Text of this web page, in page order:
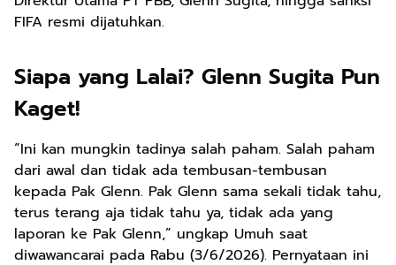
FIFA resmi dijatuhkan.
Siapa yang Lalai? Glenn Sugita Pun
Kaget!
“Ini kan mungkin tadinya salah paham. Salah paham
dari awal dan tidak ada tembusan-tembusan
kepada Pak Glenn. Pak Glenn sama sekali tidak tahu,
terus terang aja tidak tahu ya, tidak ada yang
laporan ke Pak Glenn,” ungkap Umuh saat
diwawancarai pada Rabu (3/6/2026). Pernyataan ini